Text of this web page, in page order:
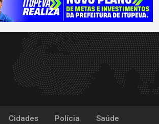
Cidades Polícia Saúde